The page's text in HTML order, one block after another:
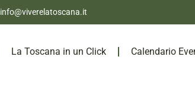
info@viverelatoscana.it
La Toscana in un Click Calendario